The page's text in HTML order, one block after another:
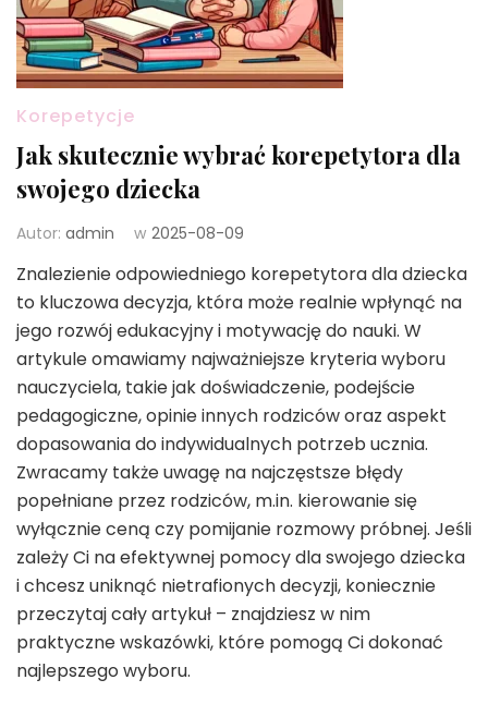
Korepetycje
Jak skutecznie wybrać korepetytora dla
swojego dziecka
Autor: admin w 2025-08-09
Znalezienie odpowiedniego korepetytora dla dziecka
to kluczowa decyzja, która może realnie wpłynąć na
jego rozwój edukacyjny i motywację do nauki. W
artykule omawiamy najważniejsze kryteria wyboru
nauczyciela, takie jak doświadczenie, podejście
pedagogiczne, opinie innych rodziców oraz aspekt
dopasowania do indywidualnych potrzeb ucznia.
Zwracamy także uwagę na najczęstsze błędy
popełniane przez rodziców, m.in. kierowanie się
wyłącznie ceną czy pomijanie rozmowy próbnej. Jeśli
zależy Ci na efektywnej pomocy dla swojego dziecka
i chcesz uniknąć nietrafionych decyzji, koniecznie
przeczytaj cały artykuł – znajdziesz w nim
praktyczne wskazówki, które pomogą Ci dokonać
najlepszego wyboru.